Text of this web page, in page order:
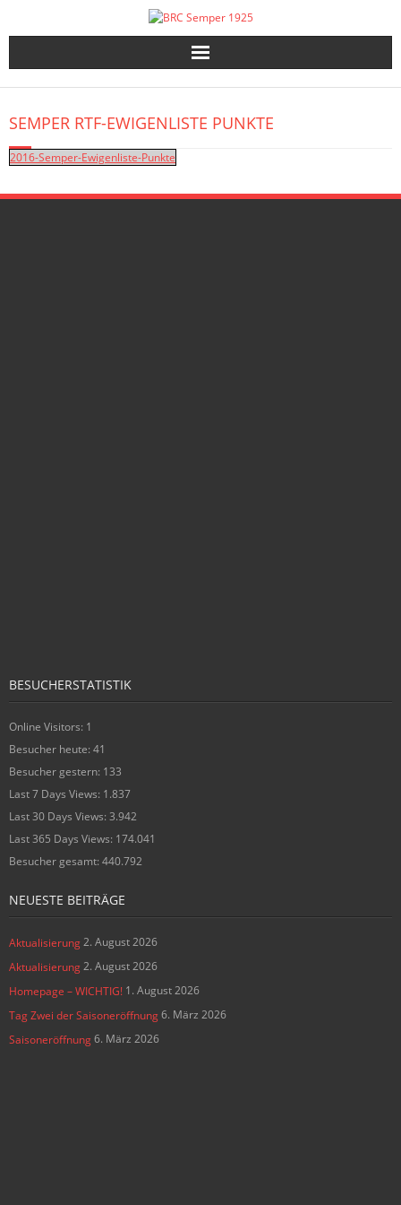
SEMPER RTF-EWIGENLISTE PUNKTE
2016-Semper-Ewigenliste-Punkte
BESUCHERSTATISTIK
Online Visitors: 1
Besucher heute: 41
Besucher gestern: 133
Last 7 Days Views: 1.837
Last 30 Days Views: 3.942
Last 365 Days Views: 174.041
Besucher gesamt: 440.792
NEUESTE BEITRÄGE
Aktualisierung2. August 2026
Aktualisierung2. August 2026
Homepage – WICHTIG! 1. August 2026
Tag Zwei der Saisoneröffnung6. März 2026
Saisoneröffnung6. März 2026